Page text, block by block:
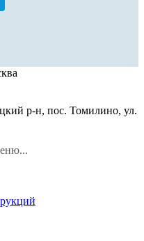
р-н, пос. Томилино, ул.